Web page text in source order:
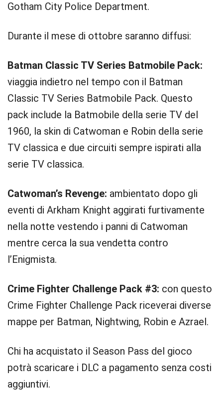
Gotham City Police Department.
Durante il mese di ottobre saranno diffusi:
Batman Classic TV Series Batmobile Pack:
viaggia indietro nel tempo con il Batman
Classic TV Series Batmobile Pack. Questo
pack include la Batmobile della serie TV del
1960, la skin di Catwoman e Robin della serie
TV classica e due circuiti sempre ispirati alla
serie TV classica.
Catwoman’s Revenge: ambientato dopo gli
eventi di Arkham Knight aggirati furtivamente
nella notte vestendo i panni di Catwoman
mentre cerca la sua vendetta contro
l’Enigmista.
Crime Fighter Challenge Pack #3: con questo
Crime Fighter Challenge Pack riceverai diverse
mappe per Batman, Nightwing, Robin e Azrael.
Chi ha acquistato il Season Pass del gioco
potrà scaricare i DLC a pagamento senza costi
aggiuntivi.